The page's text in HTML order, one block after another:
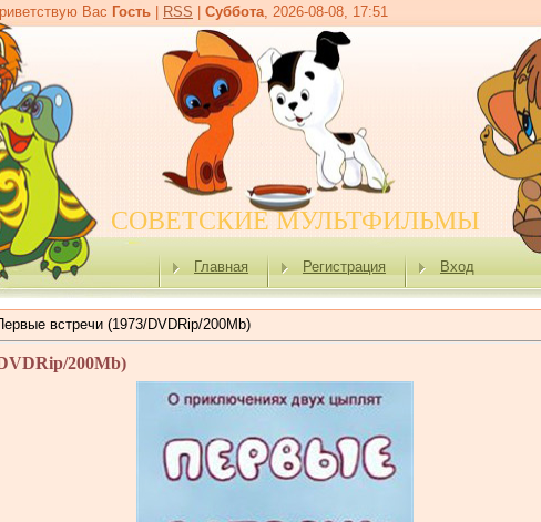
Вас Гость RSS Суббота, 2026-08-08, 17:51
СОВЕТСКИЕ МУЛЬТФИЛЬМЫ
Главная Регистрация Вход
встречи (1973/DVDRip/200Mb)
200Mb)